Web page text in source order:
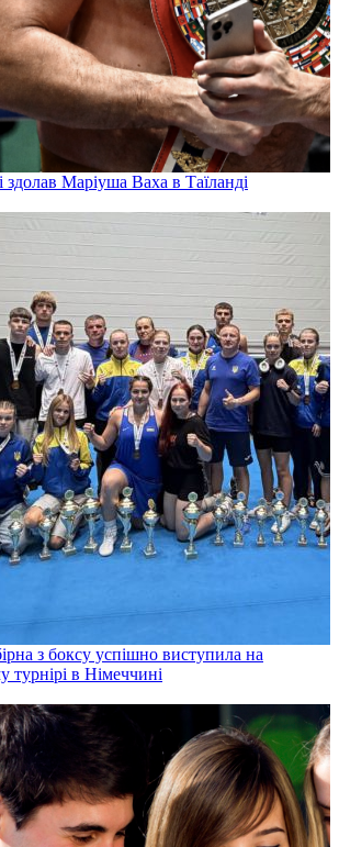
Маріуша Ваха в Таїланді
з боксу успішно виступила на
турнірі в Німеччині